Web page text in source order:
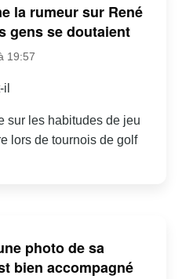
la rumeur sur René
gens se doutaient
19:57
sur les habitudes de jeu
lors de tournois de golf
photo de sa
bien accompagné